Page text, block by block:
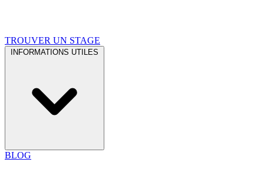
TROUVER UN STAGE
INFORMATIONS UTILES
BLOG